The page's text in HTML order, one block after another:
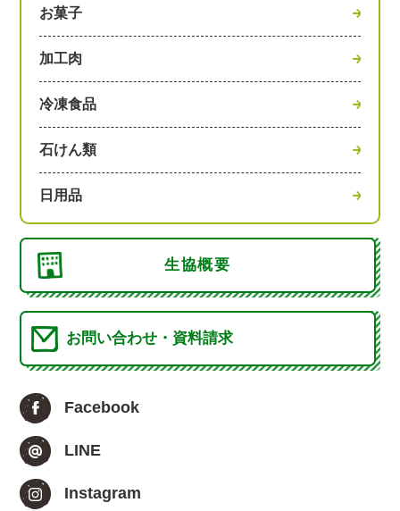
お菓子
加工肉
冷凍食品
石けん類
日用品
生協概要
お問い合わせ・資料請求
Facebook
LINE
Instagram